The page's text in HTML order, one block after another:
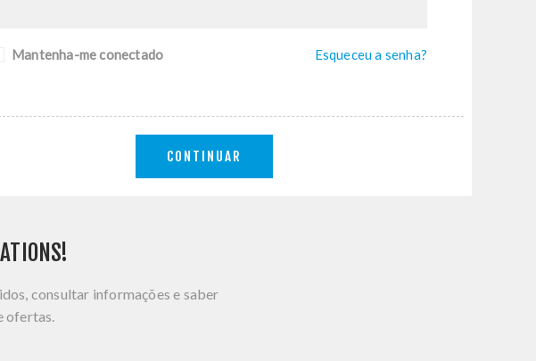
Mantenha-me conectado Esqueceu a senha?
CONTINUAR
consultar informações e saber
ofertas.